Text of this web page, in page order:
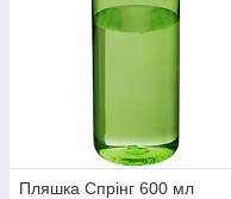
Пляшка Спрінг 600 мл